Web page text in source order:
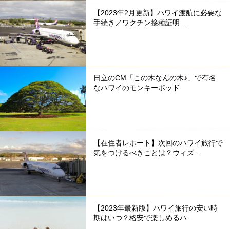
【2023年2月更新】ハワイ渡航に必要な
手続き／ワクチン接種証明...
日立のCM「この木なんの木♪」で有名
なハワイのモンキーポッド
【在住者レポート】次回のハワイ旅行で
気をつけるべきことは？ウィズ...
【2023年最新版】ハワイ旅行の安い時
期はいつ？格安で楽しめるハ...